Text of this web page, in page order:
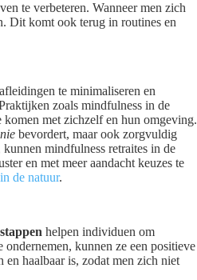
te verbeteren. Wanneer men zich
Dit komt ook terug in routines en
te minimaliseren en
zoals mindfulness in de
met zichzelf en hun omgeving.
bevordert, maar ook zorgvuldig
mindfulness retraites in de
en met meer aandacht keuzes te
de natuur.
helpen individuen om
kunnen ze een positieve
haalbaar is, zodat men zich niet